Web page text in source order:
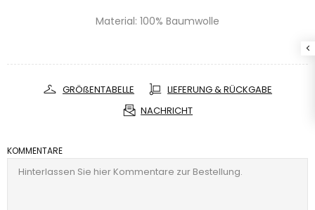
Material: 100% Baumwolle
GRÖßENTABELLE
LIEFERUNG & RÜCKGABE
NACHRICHT
KOMMENTARE